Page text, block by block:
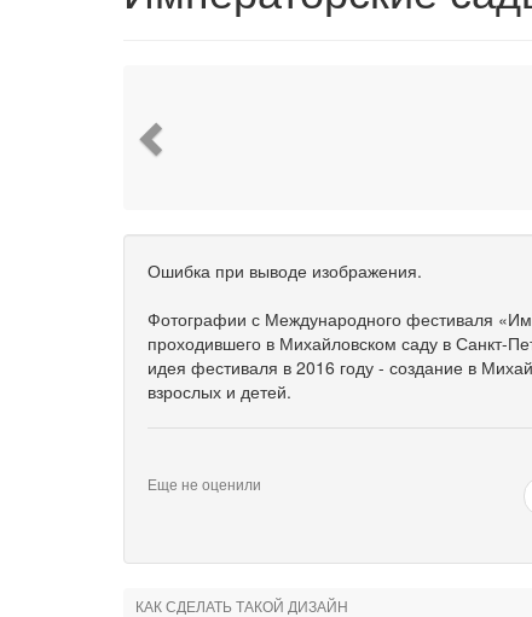
Ошибка при выводе изображения.
Фотографии с Международного фестиваля
проходившего в Михайловском саду в Санкт-
идея фестиваля в 2016 году - создание в
взрослых и детей.
Еще не оценили
КАК СДЕЛАТЬ ТАКОЙ ДИЗАЙН